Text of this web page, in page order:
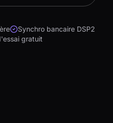
Synchro bancaire DSP2
gratuit